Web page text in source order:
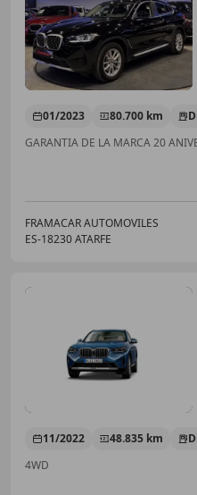
01/2023 80.700 km
GARANTIA DE LA MARCA 20
FRAMACAR AUTOMOVILES
ES-18230 ATARFE
11/2022 48.835 km
4WD